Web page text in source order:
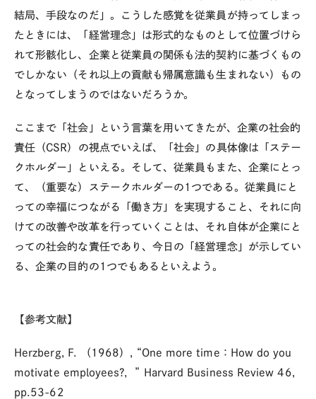
結局、手段なのだ」。こうした感覚を従業員が持ってしまっ
たときには、「経営理念」は形式的なものとして位置づけら
れて形骸化し、企業と従業員の関係も法的契約に基づくもの
でしかない（それ以上の貢献も帰属意識も生まれない）もの
となってしまうのではないだろうか。
ここまで「社会」という言葉を用いてきたが、企業の社会的
責任（CSR）の視点でいえば、「社会」の具体像は「ステー
クホルダー」といえる。そして、従業員もまた、企業にとっ
て、（重要な）ステークホルダーの1つである。従業員にと
っての幸福につながる「働き方」を実現すること、それに向
けての改善や改革を行っていくことは、それ自体が企業にと
っての社会的な責任であり、今日の「経営理念」が示してい
る、企業の目的の1つでもあるといえよう。
【参考文献】
Herzberg, F. （1968）, “One more time：How do you
motivate employees?，” Harvard Business Review 46,
pp.53-62